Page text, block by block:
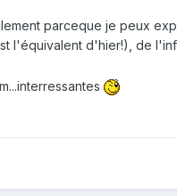
parceque je peux
l'équivalent d'hier!), de